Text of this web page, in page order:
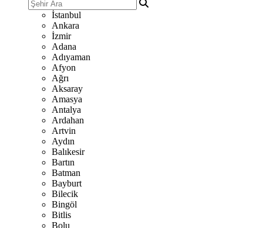
İstanbul
Ankara
İzmir
Adana
Adıyaman
Afyon
Ağrı
Aksaray
Amasya
Antalya
Ardahan
Artvin
Aydın
Balıkesir
Bartın
Batman
Bayburt
Bilecik
Bingöl
Bitlis
Bolu